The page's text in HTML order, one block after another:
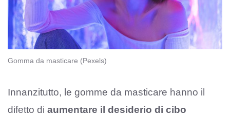
Gomma da masticare (Pexels)
Innanzitutto, le gomme da masticare hanno il
difetto di aumentare il desiderio di cibo